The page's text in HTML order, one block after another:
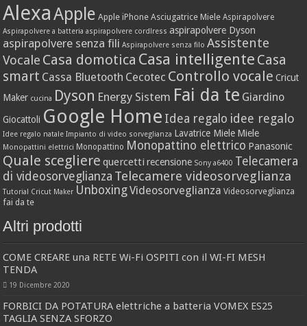
AlexaApple Apple iPhone Asciugatrice Miele Aspirapolvere
Aspirapolvere a batteria aspirapolvere cordlress aspirapolvere Dyson
aspirapolvere senza fili Aspirapolvere senza filo Assistente
Vocale Casa domotica Casa intelligente Casa
smart Cassa Bluetooth Cecotec Controllo vocale Cricut
Maker cucina Dyson Energy Sistem Fai da te Giardino
Giocattoli Google Home Idea regalo idee regalo
Idee regalo natale Impianto di video sorveglianza Lavatrice Miele Miele
Monopattini elettrici Monopattino Monopattino elettrico Panasonic
Quale scegliere quercetti recensione Sony a6400 Telecamera
di videosorveglianza Telecamere videosorveglianza
Tutorial Cricut Maker UnboxingVideosorveglianza Videosorveglianza
fai da te
Altri prodotti
COME CREARE una RETE Wi-Fi OSPITI con il WI-FI MESH
TENDA
19 Dicembre 2020
FORBICI DA POTATURA elettriche a batteria VOMEX ES25
TAGLIA SENZA SFORZO